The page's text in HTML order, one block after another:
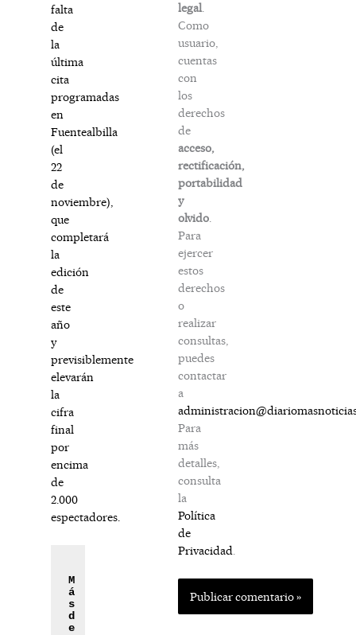
falta
de
la
última
cita
programadas
en
Fuentealbilla
(el
22
de
noviembre),
que
completará
la
edición
de
este
año
y
previsiblemente
elevarán
la
cifra
final
por
encima
de
2.000
espectadores.
M
á
s
d
e
legal.
Como
usuario,
cuentas
con
los
derechos
de
acceso,
rectificación,
portabilidad
y
olvido.
Para
ejercer
estos
derechos
o
realizar
consultas,
puedes
contactar
a
Para
más
detalles,
consulta
la
Política
de
Privacidad